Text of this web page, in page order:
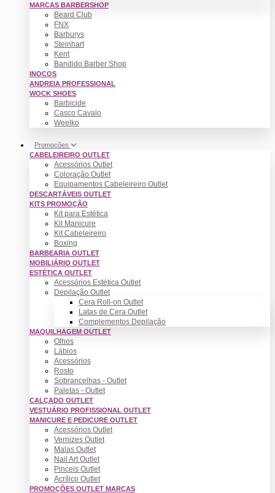
MARCAS BARBERSHOP
Beard Club
FNX
Barburys
Steinhart
Kent
Bandido Barber Shop
INOCOS
ANDREIA PROFESSIONAL
WOCK SHOES
Barbicide
Casco Cavalo
Weelko
Promoções
CABELEIREIRO OUTLET
Acessórios Outlet
Coloração Outlet
Equipamentos Cabeleireiro Outlet
DESCARTÁVEIS OUTLET
KITS PROMOÇÃO
Kit para Estética
Kit Manicure
Kit Cabeleireiro
Boxing
BARBEARIA OUTLET
MOBILIÁRIO OUTLET
ESTÉTICA OUTLET
Acessórios Estética Outlet
Depilação Outlet
Cera Roll-on Outlet
Latas de Cera Outlet
Complementos Depilação
MAQUILHAGEM OUTLET
Olhos
Lábios
Acessórios
Rosto
Sobrancelhas - Outlet
Paletas - Outlet
CALÇADO OUTLET
VESTUÁRIO PROFISSIONAL OUTLET
MANICURE E PEDICURE OUTLET
Acessórios Outlet
Vernizes Outlet
Malas Outlet
Nail Art Outlet
Pinceis Outlet
Acrílico Outlet
PROMOÇÕES OUTLET MARCAS